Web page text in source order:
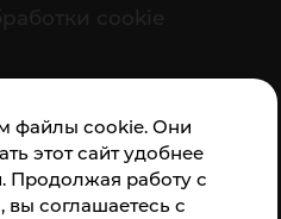
файлы cookie. Они
этот сайт удобнее
Продолжая работу с
вы соглашаетесь с